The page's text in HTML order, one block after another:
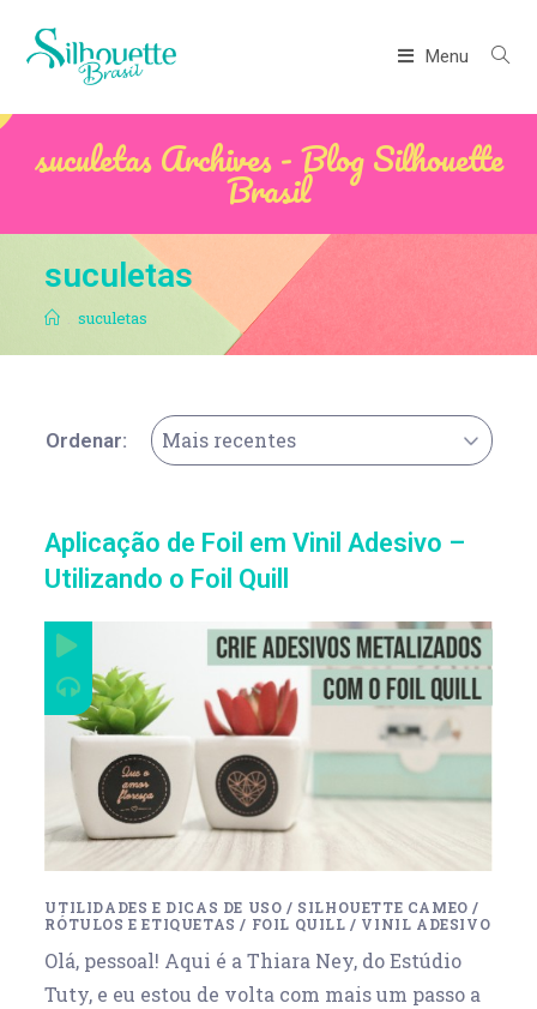
Menu
suculetas Archives - Blog Silhouette
Brasil
suculetas
. suculetas
Ordenar: Mais recentes
Aplicação de Foil em Vinil Adesivo –
Utilizando o Foil Quill
UTILIDADES E DICAS DE USO / SILHOUETTE CAMEO /
RÓTULOS E ETIQUETAS / FOIL QUILL / VINIL ADESIVO
Olá, pessoal! Aqui é a Thiara Ney, do Estúdio
Tuty, e eu estou de volta com mais um passo a